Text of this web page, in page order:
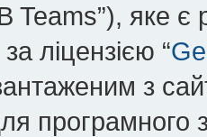
Teams”), яке
ліцензією “
з